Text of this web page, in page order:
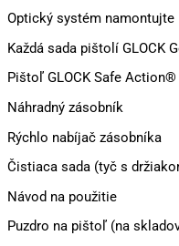
Optický systém namontujte
Každá sada pištolí GLOCK
Pištoľ GLOCK Safe
Náhradný zásobník
Rýchlo nabíjač zásobníka
Čistiaca sada (tyč s
Návod na použitie
Puzdro na pištoľ (na